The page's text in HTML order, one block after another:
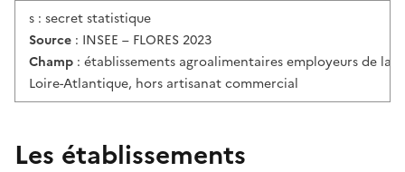
s : secret statistique
Source : INSEE – FLORES 2023
Champ : établissements agroalimentaires employeurs de la
Loire-Atlantique, hors artisanat commercial
Les établissements